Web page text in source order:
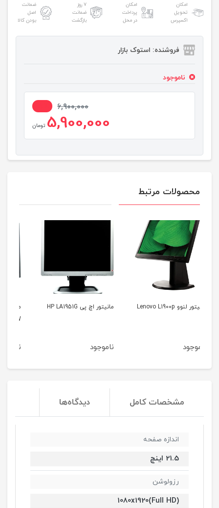
امکان
تحویل
اکسپرس
امکان
پرداخت
در محل
۷ روز
ضمانت
بازگشت
ضمانت
اصل
بودن کالا
فروشنده: استوک بازار
ناموجود
6,900,000
5,900,000 تومان
محصولات مرتبط
مانیتور اچ پی HP LA1951G
ناموجود
مانیتور سامسونگ Samsung
ناموجود
مشخصات کامل دیدگاه‌ها
اندازه صفحه
21.5 اینچ
رزولوشن
1080x1920(Full HD)